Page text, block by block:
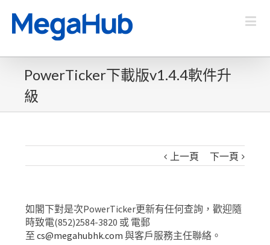
PowerTicker下載版v1.4.4軟件升
級
上一頁 下一頁
如閣下對是次PowerTicker更新有任何查詢，歡迎隨
時致電(852)2584-3820 或 電郵
至cs@megahubhk.com 與客戶服務主任聯絡。